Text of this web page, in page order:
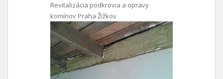
Revitalizácia podkrovia a opravy
komínov Praha Žižkov